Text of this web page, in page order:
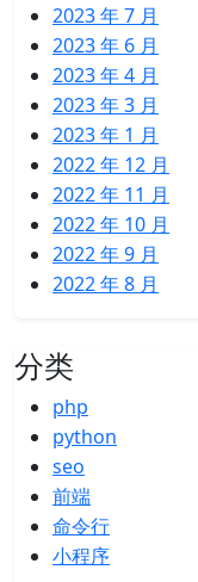
2023 年 7 月
2023 年 6 月
2023 年 4 月
2023 年 3 月
2023 年 1 月
2022 年 12 月
2022 年 11 月
2022 年 10 月
2022 年 9 月
2022 年 8 月
分类
php
python
seo
前端
命令行
小程序